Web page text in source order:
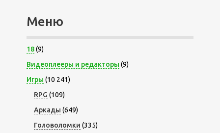
Меню
18(9)
Видеоплееры и редакторы (9)
Игры (10 241)
RPG (109)
Аркады (649)
Головоломки (335)